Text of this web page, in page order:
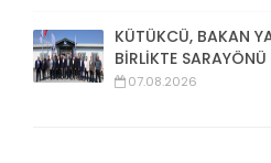
KÜTÜKCÜ, BAKAN
BİRLİKTE
07.08.2026